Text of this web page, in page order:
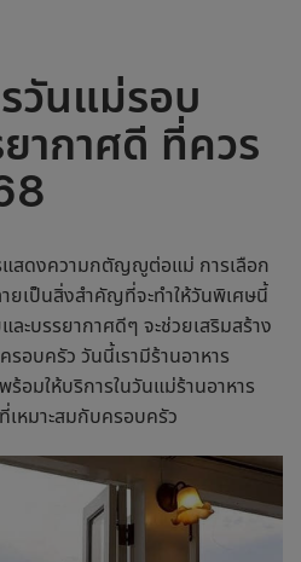
วันแม่รอบ
ากาศดี ที่ควร
แสดงความกตัญญูต่อแม่ การเลือก
ายเป็นสิ่งสำคัญที่จะทำให้วันพิเศษนี้
ละบรรยากาศดีๆ จะช่วยเสริมสร้าง
รอบครัว วันนี้เรามีร้านอาหาร
อมให้บริการในวันแม่ร้านอาหาร
เหมาะสมกับครอบครัว